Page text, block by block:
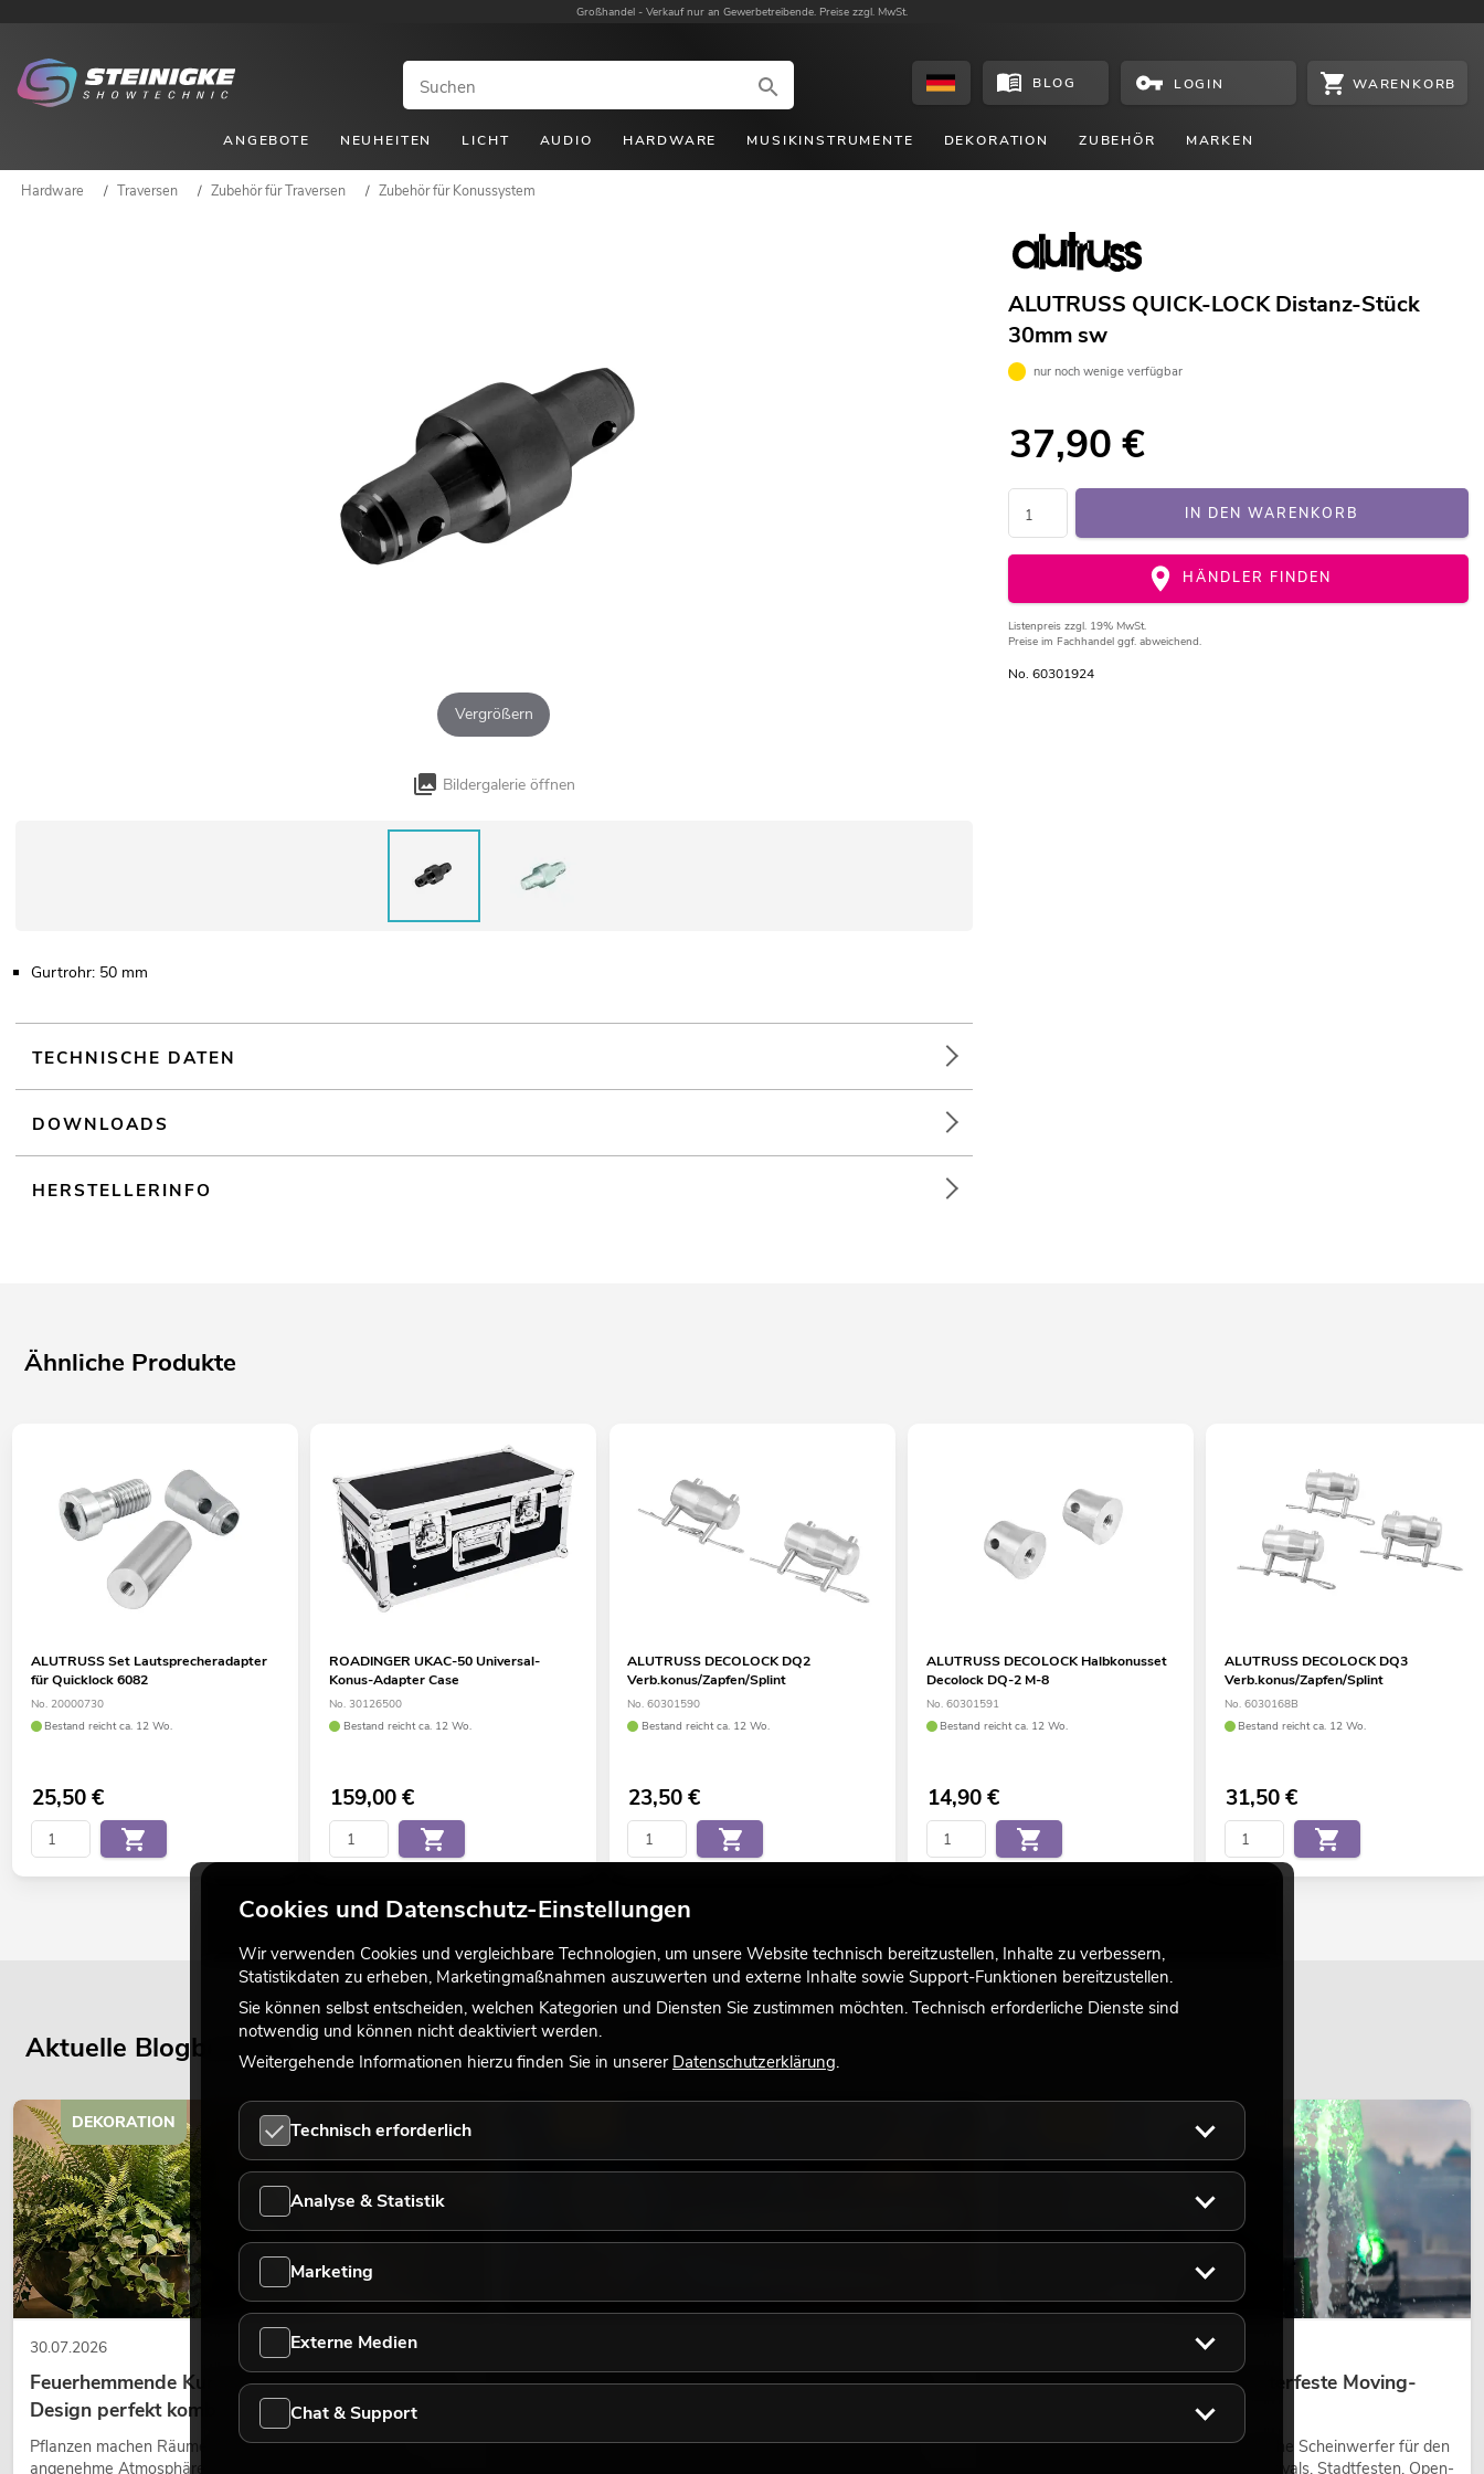
Großhandel - Verkauf nur an Gewerbetreibende. Preise zzgl. MwSt.
BLOG LOGIN WARENKORB
ANGEBOTE NEUHEITEN LICHT AUDIO HARDWARE MUSIKINSTRUMENTE DEKORATION ZUBEHÖR MARKEN
Hardware / Traversen / Zubehör für Traversen / Zubehör für Konussystem
Vergrößern
Bildergalerie öffnen
ALUTRUSS QUICK-LOCK Distanz-Stück
30mm sw
nur noch wenige verfügbar
37,90 €
IN DEN WARENKORB
HÄNDLER FINDEN
Listenpreis zzgl. 19% MwSt.
Preise im Fachhandel ggf. abweichend.
No. 60301924
Gurtrohr: 50 mm
TECHNISCHE DATEN
DOWNLOADS
HERSTELLERINFO
Ähnliche Produkte
ALUTRUSS Set Lautsprecheradapter
für Quicklock 6082
No. 20000730
Bestand reicht ca. 12 Wo.
25,50€
ROADINGER UKAC-50 Universal-
Konus-Adapter Case
No. 30126500
Bestand reicht ca. 12 Wo.
159,00€
ALUTRUSS DECOLOCK DQ2
Verb.konus/Zapfen/Splint
No. 60301590
Bestand reicht ca. 12 Wo.
23,50€
ALUTRUSS DECOLOCK Halbkonusset
Decolock DQ-2 M-8
No. 60301591
Bestand reicht ca. 12 Wo.
14,90€
ALUTRUSS DECOLOCK DQ3
Verb.konus/Zapfen/Splint
No. 6030168B
Bestand reicht ca. 12 Wo.
31,50€
Aktuelle Blogbeiträge
30.07.2026
Feuerhemmende Kunstpflanzen: Sicherheit und
Design perfekt kombiniert
Pflanzen machen Räume lebendig. Sie schaffen eine
angenehme Atmosphäre, verbessern das Ambiente und
DEKORATION
Retro-Licht im modernen Lichtdesign: Warum
Sehr warmes Licht, sichtbare Leuchtflächen und farbige
Outdoor Moving-Heads: Wetterfeste Moving-
Outdoor Moving-Heads sind bewegliche Scheinwerfer für den
Einsatz im Freien. Sie werden bei Festivals, Stadtfesten, Open-
Cookies und Datenschutz-Einstellungen
Wir verwenden Cookies und vergleichbare Technologien, um unsere Website technisch bereitzustellen, Inhalte zu verbessern,
Statistikdaten zu erheben, Marketingmaßnahmen auszuwerten und externe Inhalte sowie Support-Funktionen bereitzustellen.
Sie können selbst entscheiden, welchen Kategorien und Diensten Sie zustimmen möchten. Technisch erforderliche Dienste sind
notwendig und können nicht deaktiviert werden.
Weitergehende Informationen hierzu finden Sie in unserer Datenschutzerklärung.
Technisch erforderlich
Analyse & Statistik
Marketing
Externe Medien
Chat & Support